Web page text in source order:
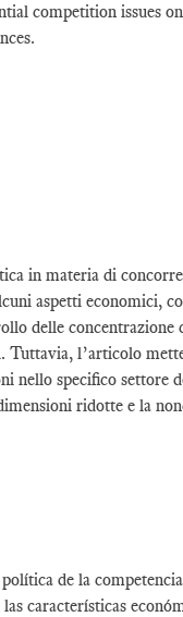
competition issues
in materia di
aspetti economici,
delle concentrazione
l’articolo
nello specifico settore
ridotte e la
de la
características